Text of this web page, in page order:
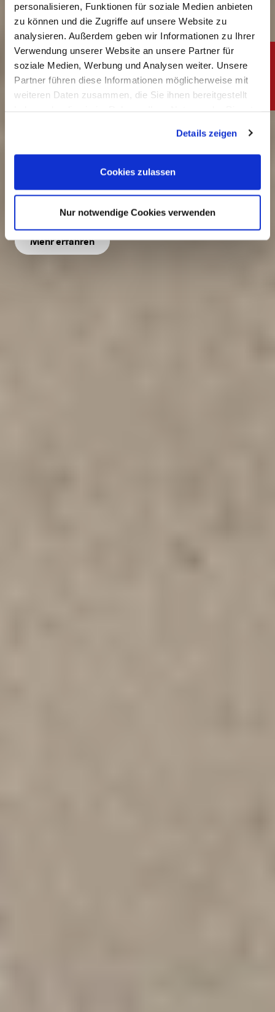
personalisieren, Funktionen für soziale Medien anbieten
zu können und die Zugriffe auf unsere Website zu
analysieren. Außerdem geben wir Informationen zu Ihrer
Verwendung unserer Website an unsere Partner für
soziale Medien, Werbung und Analysen weiter. Unsere
Partner führen diese Informationen möglicherweise mit
weiteren Daten zusammen, die Sie ihnen bereitgestellt
Cookies, wenn Sie unsere Webseite weiterhin nutzen.
Impressum
|Datenschutz
Details zeigen
Cookies zulassen
Nur notwendige Cookies verwenden
Wassergeführt
Heizen
Effizienz steigern
Mit dem regenerativen Brennstoff Holz
Mehr erfahren